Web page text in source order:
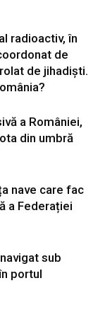
radioactiv, în
de
de jihadiști.
a României,
din umbră
nave care fac
a Federației
sub
portul